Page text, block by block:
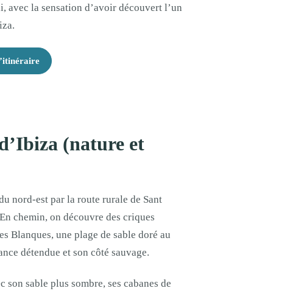
avec la sensation d’avoir découvert l’un
(nature et
nord-est par la route rurale de Sant
chemin, on découvre des criques
Blanques, une plage de sable doré au
détendue et son côté sauvage.
sable plus sombre, ses cabanes de